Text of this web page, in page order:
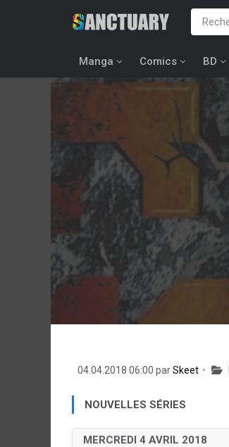
Manga Comics BD
04.04.2018 06:00 parSkeet
NOUVELLES SÉRIES
MERCREDI 4 AVRIL 2018